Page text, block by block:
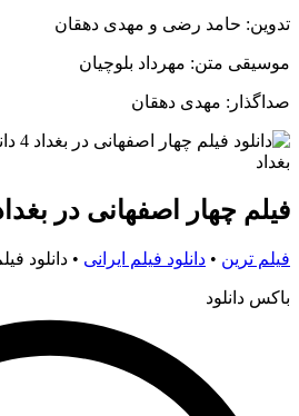
تدوین: حامد رضی و مهدی دهقان
موسیقی متن: مهرداد بلوچیان
صداگذار: مهدی دهقان
فیلم چهار اصفهانی در
فیلم ترین • دانلود فیلم ایرانی • دانلود
باکس دانلود